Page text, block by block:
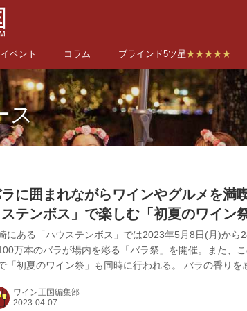
イベント コラム ブラインド5ツ星★★★★★
ス
に囲まれながらワインやグルメを満
テンボス」で楽しむ「初夏のワイン祭
にある「ハウステンボス」では2023年5月8日(月)から
万本のバラが場内を彩る「バラ祭」を開催。また、
「初夏のワイン祭」も同時に行われる。 バラの香りを
り寄せた25種類のボトルワインや5種類の樽生ワイン
ワイン王国編集部